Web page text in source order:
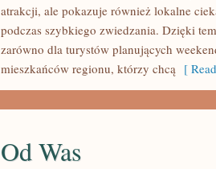
atrakcji, ale pokazuje również lokalne
podczas szybkiego zwiedzania. Dzięki
zarówno dla turystów planujących
mieszkańców regionu, którzy chcą [
Od Was